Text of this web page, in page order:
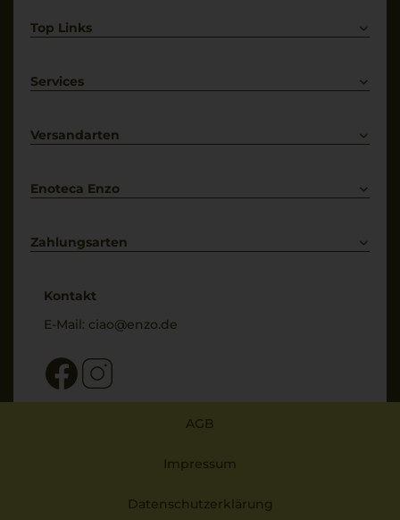
Top Links
Weißwein
Services
Kontakt
Versandarten
Enoteca Enzo
Bewertungs-Richtlinien
Zahlungsarten
Kontakt
E-Mail: ciao@enzo.de
AGB
Impressum
Datenschutzerklärung